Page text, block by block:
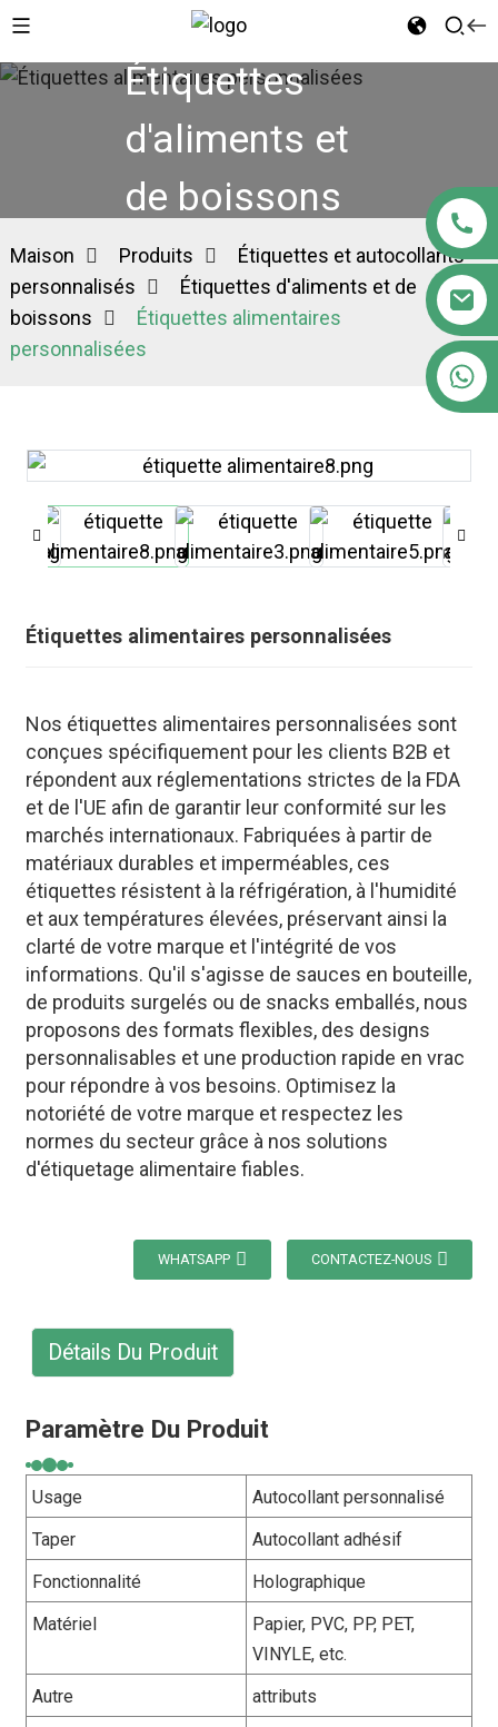
Étiquettes
d'aliments et
de boissons
Maison Produits
Étiquettes et autocollants
personnalisés
Étiquettes d'aliments et de
boissons
Étiquettes alimentaires
personnalisées
Étiquettes alimentaires personnalisées
Nos étiquettes alimentaires personnalisées sont
conçues spécifiquement pour les clients B2B et
répondent aux réglementations strictes de la FDA
et de l'UE afin de garantir leur conformité sur les
marchés internationaux. Fabriquées à partir de
matériaux durables et imperméables, ces
étiquettes résistent à la réfrigération, à l'humidité
et aux températures élevées, préservant ainsi la
clarté de votre marque et l'intégrité de vos
informations. Qu'il s'agisse de sauces en bouteille,
de produits surgelés ou de snacks emballés, nous
proposons des formats flexibles, des designs
personnalisables et une production rapide en vrac
pour répondre à vos besoins. Optimisez la
notoriété de votre marque et respectez les
normes du secteur grâce à nos solutions
d'étiquetage alimentaire fiables.
WHATSAPP CONTACTEZ-NOUS
Détails Du Produit
Paramètre Du Produit
Usage
Autocollant personnalisé
Taper
Autocollant adhésif
Fonctionnalité
Holographique
Matériel
Papier, PVC, PP, PET,
VINYLE, etc.
Autre
attributs